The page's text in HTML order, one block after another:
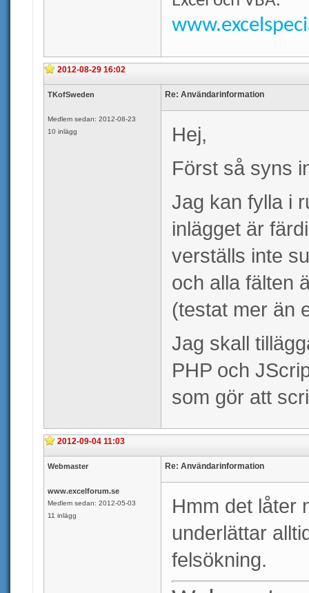
2012-08-29 16:02
TKofSweden
Medlem sedan: 2012-08-23
10 inlägg
Re: Användarinformation
Hej,
Först så syns
Jag kan fylla i
inlägget är
verställs inte
och alla fälten
(testat mer än
Jag skall
PHP och
som gör att
2012-09-04 11:03
Webmaster
www.excelforum.se
Medlem sedan: 2012-05-03
11 inlägg
Re: Användarinformation
Hmm det låter
underlättar
felsökning.